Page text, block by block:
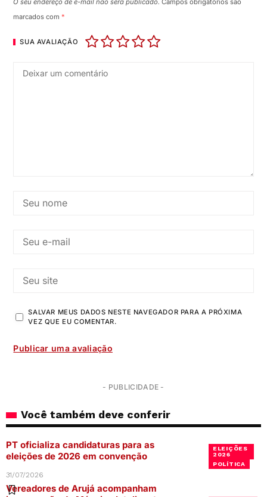
O seu endereço de e-mail não será publicado. Campos obrigatórios são
marcados com*
SUA AVALIAÇÃO
SALVAR MEUS DADOS NESTE NAVEGADOR PARA A PRÓXIMA
VEZ QUE EU COMENTAR.
- PUBLICIDADE -
Você também deve conferir
ELEIÇÕES
2026
POLÍTICA
PT oficializa candidaturas para as
eleições de 2026 em convenção
31/07/2026
Vereadores de Arujá acompanham